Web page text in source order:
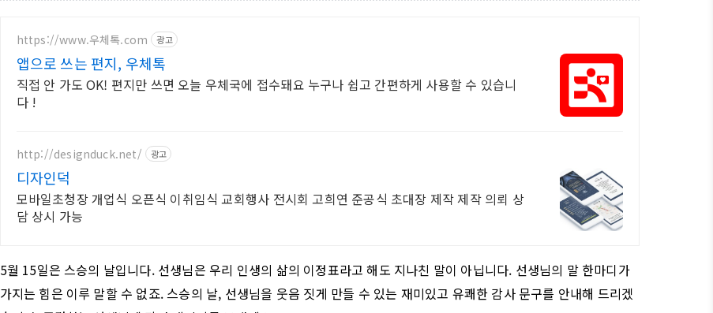
https://www.우체톡.com 광고
앱으로 쓰는 편지, 우체톡
직접 안 가도 OK! 편지만 쓰면 오늘 우체국에 접수돼요 누구나 쉽고 간편하게 사용할 수 있습니
다 !
http://designduck.net/ 광고
디자인덕
모바일초청장 개업식 오픈식 이취임식 교회행사 전시회 고희연 준공식 초대장 제작 제작 의뢰 상
담 상시 가능
5월 15일은 스승의 날입니다. 선생님은 우리 인생의 삶의 이정표라고 해도 지나친 말이 아닙니다. 선생님의 말 한마디가
가지는 힘은 이루 말할 수 없죠. 스승의 날, 선생님을 웃음 짓게 만들 수 있는 재미있고 유쾌한 감사 문구를 안내해 드리겠